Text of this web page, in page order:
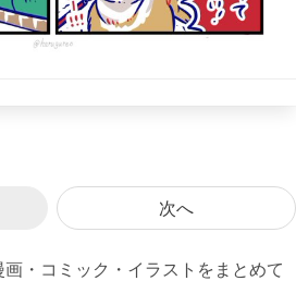
次へ
・コミック・イラストをまとめて